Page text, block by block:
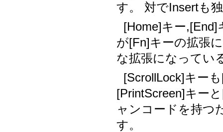
す。 対でInsertも
[Home]キー,[End]
が[Fn]キーの拡張
な拡張になってい
[ScrollLock]キー
[PrintScreen]キー
ャンコードを持つ
す。